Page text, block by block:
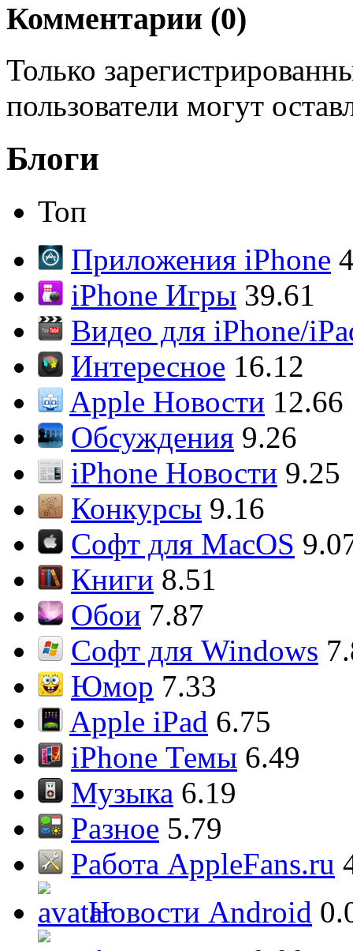
Комментарии (0)
Только
пользователи могут
Блоги
Топ
Приложения iPhone
iPhone Игры 39.61
Видео для iPhone/
Интересное 16.12
Apple Новости 12.66
Обсуждения 9.26
iPhone Новости 9.25
Конкурсы 9.16
Софт для MacOS
Книги 8.51
Обои 7.87
Софт для Windows
Юмор 7.33
Apple iPad 6.75
iPhone Темы 6.49
Музыка 6.19
Разное 5.79
Работа AppleFans.ru
Новости Android